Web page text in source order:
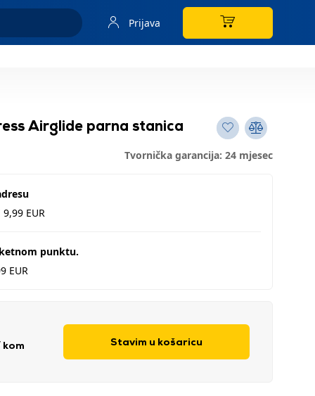
Prijava
Airglide parna stanica
Tvornička garancija: 24 mjesec
9,99 EUR
punktu.
EUR
kom Stavim u košaricu